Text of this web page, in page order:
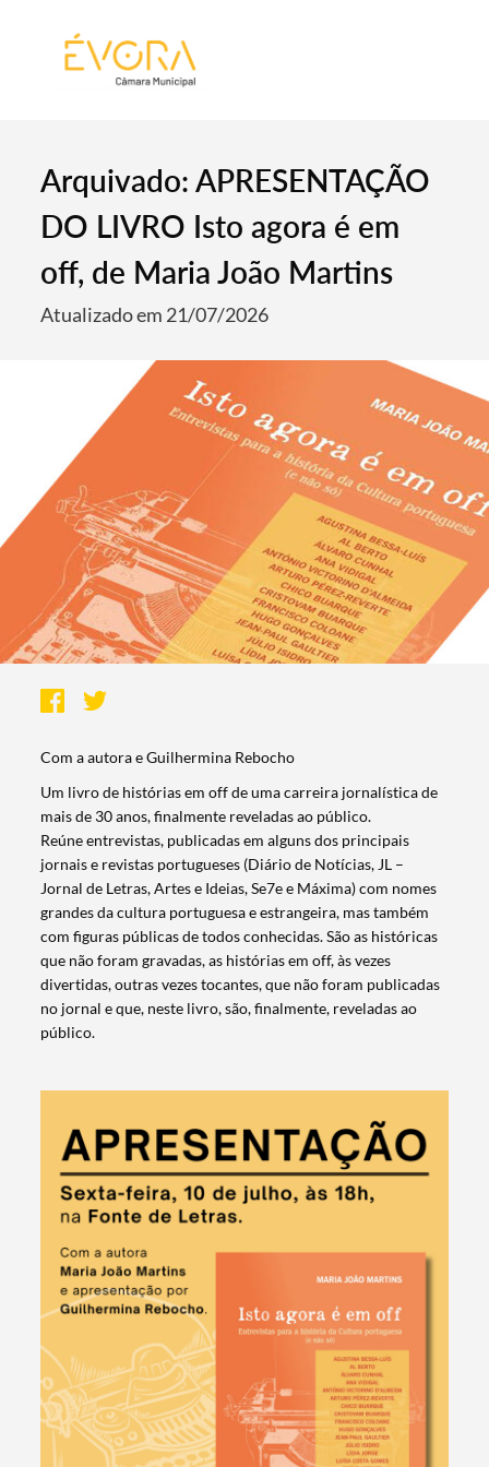
Arquivado: APRESENTAÇÃO
DO LIVRO Isto agora é em
off, de Maria João Martins
Atualizado em 21/07/2026
Com a autora e Guilhermina Rebocho
Um livro de histórias em off de uma carreira jornalística de
mais de 30 anos, finalmente reveladas ao público.
Reúne entrevistas, publicadas em alguns dos principais
jornais e revistas portugueses (Diário de Notícias, JL –
Jornal de Letras, Artes e Ideias, Se7e e Máxima) com nomes
grandes da cultura portuguesa e estrangeira, mas também
com figuras públicas de todos conhecidas. São as históricas
que não foram gravadas, as histórias em off, às vezes
divertidas, outras vezes tocantes, que não foram publicadas
no jornal e que, neste livro, são, finalmente, reveladas ao
público.